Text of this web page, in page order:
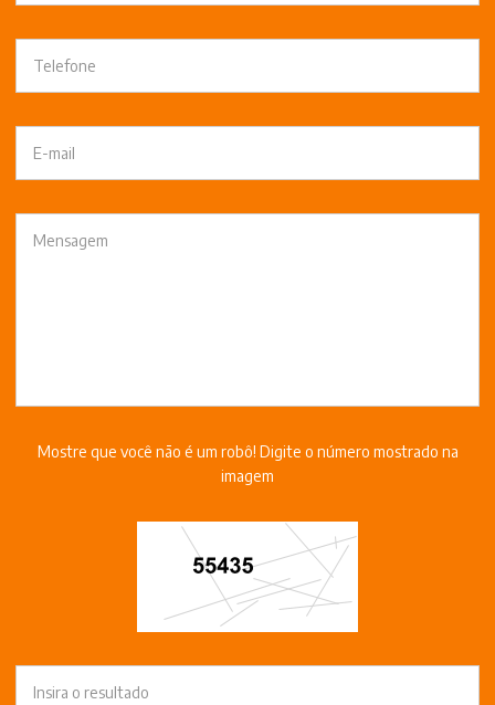
Mostre que você não é um robô! Digite o número mostrado na
imagem